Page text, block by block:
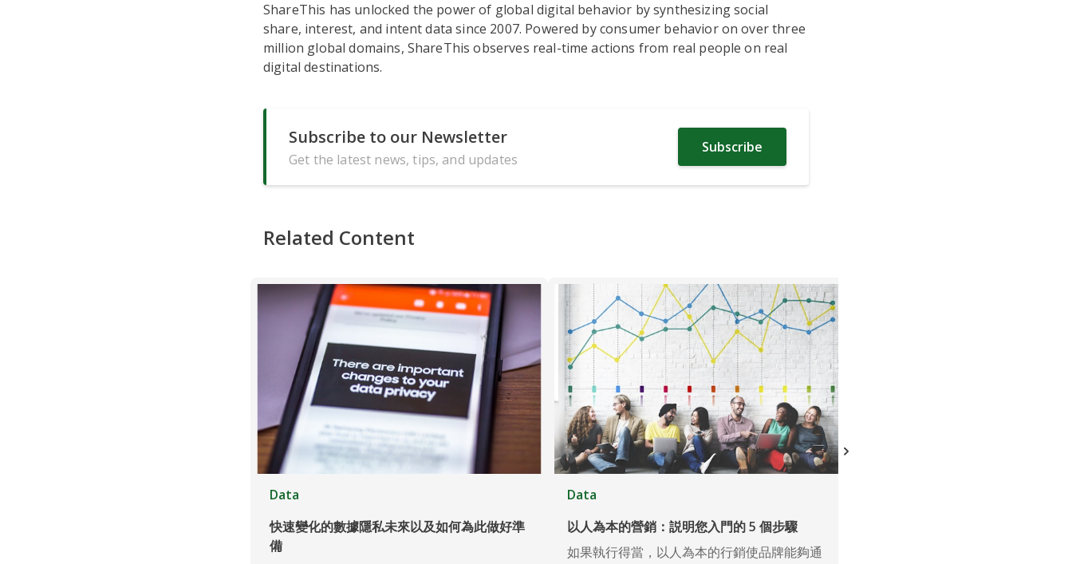
ShareThis has unlocked the power of global digital behavior by synthesizing social
share, interest, and intent data since 2007. Powered by consumer behavior on over three
million global domains, ShareThis observes real-time actions from real people on real
digital destinations.
Subscribe to our Newsletter
Get the latest news, tips, and updates
Subscribe
Related Content
Data
快速變化的數據隱私未來以及如何為此做好準
備
Data
以人為本的營銷：説明您入門的 5 個步驟
如果執行得當，以人為本的行銷使品牌能夠通